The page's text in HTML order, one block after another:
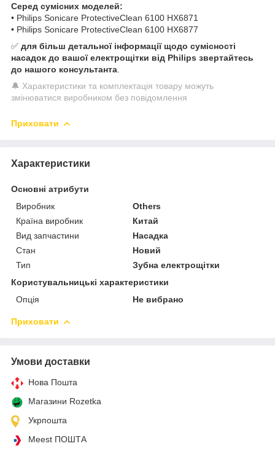
Серед сумісних моделей:
• Philips Sonicare ProtectiveClean 6100 HX6871
• Philips Sonicare ProtectiveClean 6100 HX6877
✅ для більш детальної інформації щодо сумісності
насадок до вашої електрощітки від Philips звертайтесь
до нашого консультанта
🔔 Характеристики та комплектація товару можуть
змінюватися виробником без повідомлення
Приховати
Характеристики
Основні атрибути
Виробник
Others
Країна виробник
Китай
Вид запчастини
Насадка
Стан
Новий
Тип
Зубна електрощітки
Користувальницькі характеристики
Опція
Не вибрано
Приховати
Умови доставки
Нова Пошта
Магазини Rozetka
Укрпошта
Meest ПОШТА